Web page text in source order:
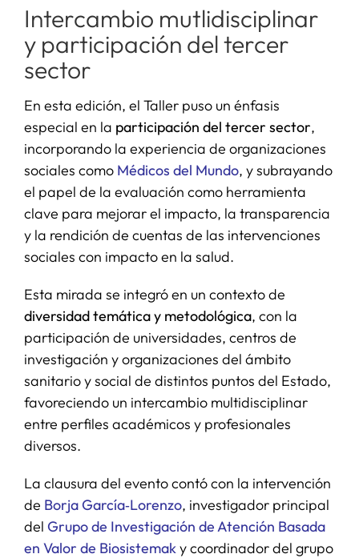
Intercambio mutlidisciplinar
y participación del tercer
sector
En esta edición, el Taller puso un énfasis
especial en la participación del tercer sector,
incorporando la experiencia de organizaciones
sociales como Médicos del Mundo, y subrayando
el papel de la evaluación como herramienta
clave para mejorar el impacto, la transparencia
y la rendición de cuentas de las intervenciones
sociales con impacto en la salud.
Esta mirada se integró en un contexto de
diversidad temática y metodológica, con la
participación de universidades, centros de
investigación y organizaciones del ámbito
sanitario y social de distintos puntos del Estado,
favoreciendo un intercambio multidisciplinar
entre perfiles académicos y profesionales
diversos.
La clausura del evento contó con la intervención
de Borja García‑Lorenzo, investigador principal
del Grupo de Investigación de Atención Basada
en Valor de Biosistemaky coordinador del grupo